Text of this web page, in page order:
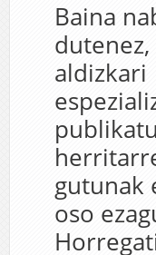
Baina
aldizkari
gutunak
oso